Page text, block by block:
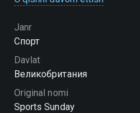
Janr
Спорт
Davlat
Великобритания
Original nomi
Sports Sunday